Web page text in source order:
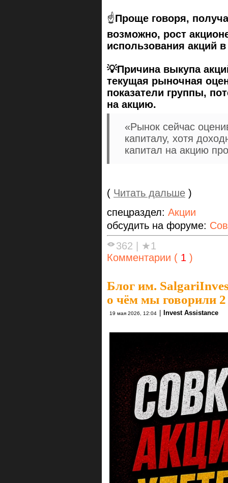
☝️Проще говоря,
возможно, рост
использования акций
💡Причина выкупа
текущая рыночная
показатели группы,
на акцию.
«Рынок сейчас
капиталу, хотя
капитал на акцию
( Читать дальше )
спецраздел: Акции
обсудить на форуме:
362
★1
Комментарии ( 1 )
Блог им.
о чём мы говорили 2
19 мая 2026, 12:04 Invest Assistance